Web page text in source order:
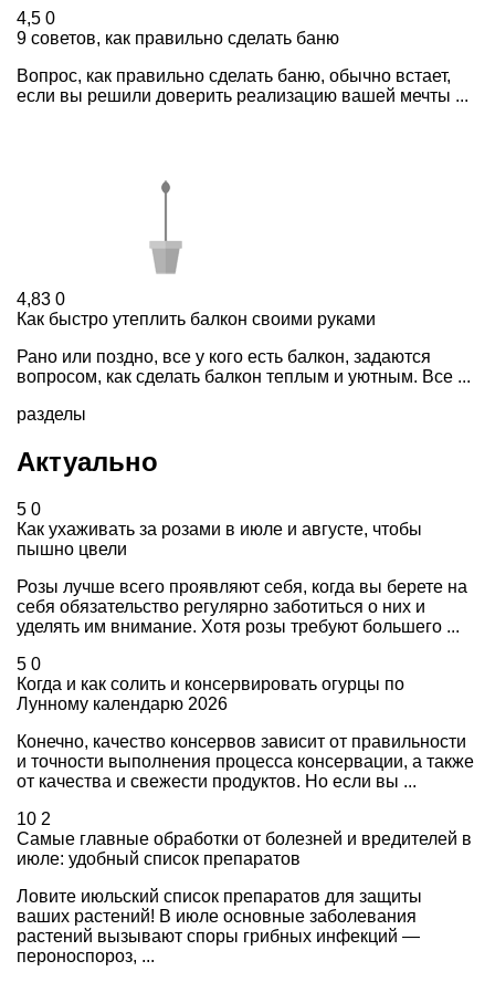
4,5 0
9 советов, как правильно сделать баню
Вопрос, как правильно сделать баню, обычно встает,
если вы решили доверить реализацию вашей мечты ...
4,83 0
Как быстро утеплить балкон своими руками
Рано или поздно, все у кого есть балкон, задаются
вопросом, как сделать балкон теплым и уютным. Все ...
разделы
Актуально
5 0
Как ухаживать за розами в июле и августе, чтобы
пышно цвели
Розы лучше всего проявляют себя, когда вы берете на
себя обязательство регулярно заботиться о них и
уделять им внимание. Хотя розы требуют большего ...
5 0
Когда и как солить и консервировать огурцы по
Лунному календарю 2026
Конечно, качество консервов зависит от правильности
и точности выполнения процесса консервации, а также
от качества и свежести продуктов. Но если вы ...
10 2
Самые главные обработки от болезней и вредителей в
июле: удобный список препаратов
Ловите июльский список препаратов для защиты
ваших растений! В июле основные заболевания
растений вызывают споры грибных инфекций —
пероноспороз, ...